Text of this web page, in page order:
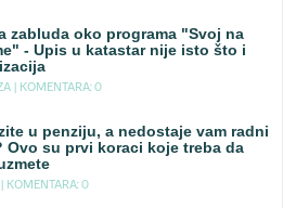
zabluda oko programa "Svoj na
- Upis u katastar nije isto što i
| KOMENTARA: 0
u penziju, a nedostaje vam radni
Ovo su prvi koraci koje treba da
KOMENTARA: 0